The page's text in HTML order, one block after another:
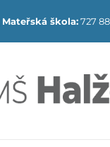
Mateřská škola:727